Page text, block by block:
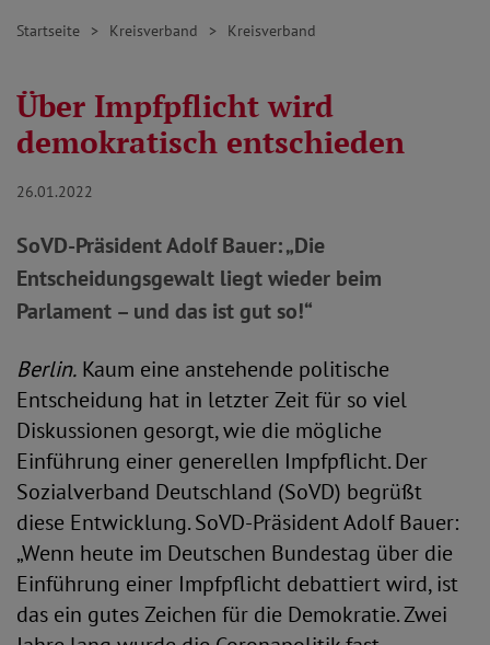
Startseite Kreisverband Kreisverband
Über Impfpflicht wird
demokratisch entschieden
26.01.2022
SoVD-Präsident Adolf Bauer: „Die
Entscheidungsgewalt liegt wieder beim
Parlament – und das ist gut so!“
Berlin. Kaum eine anstehende politische
Entscheidung hat in letzter Zeit für so viel
Diskussionen gesorgt, wie die mögliche
Einführung einer generellen Impfpflicht. Der
Sozialverband Deutschland (SoVD) begrüßt
diese Entwicklung. SoVD-Präsident Adolf Bauer:
„Wenn heute im Deutschen Bundestag über die
Einführung einer Impfpflicht debattiert wird, ist
das ein gutes Zeichen für die Demokratie. Zwei